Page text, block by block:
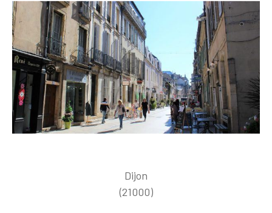
Dijon
(21000)